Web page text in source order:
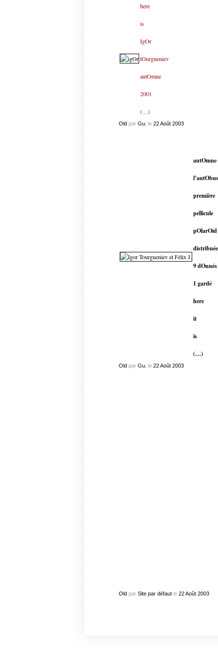
here
is
IgOr
tOurgueniev
autOmne
2001
(…)
Oldpar Gu. le 22 Août 2003
autOmne
première
pellicule
pOlarOid
distribuée
9 dOnnés
1 gardé
here
it
is
(…)
Oldpar Gu. le 22 Août 2003
Oldpar Site par défautle 22 Août 2003